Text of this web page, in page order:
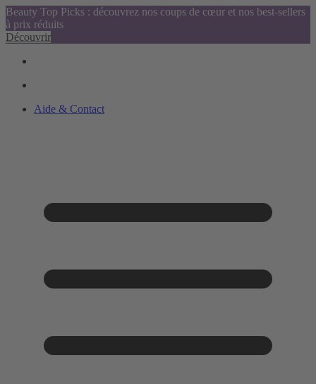
Beauty Top Picks : découvrez nos coups de cœur et nos best-sellers
à prix réduits
Découvrir
Aide & Contact